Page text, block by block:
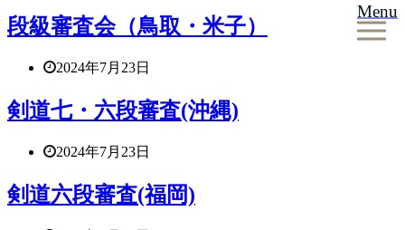
Menu
段級審査会（鳥取・米子）
2024年7月23日
剣道七・六段審査(沖縄)
2024年7月23日
剣道六段審査(福岡)